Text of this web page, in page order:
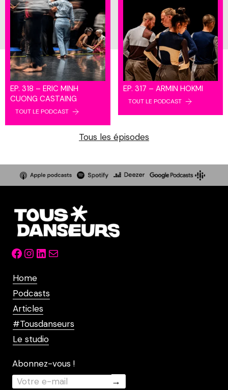
EP. 318 – ERIC MINH
CUONG CASTAING
TOUT LE PODCAST
EP. 317 – ARMIN HOKMI
TOUT LE PODCAST
Tous les épisodes
Facebook
Instagram
LinkedIn
Mail
Home
Podcasts
Articles
#Tousdanseurs
Le studio
Abonnez-vous !